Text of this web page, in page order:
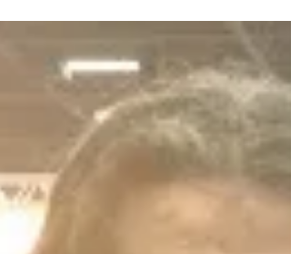
Be Geeks na CCXP 2018 -
Entrevista com Michel Borges, do
mangá do Jaspion